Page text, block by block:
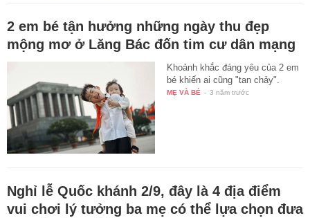
2 em bé tận hưởng những ngày thu đẹp
mộng mơ ở Lăng Bác đốn tim cư dân mạng
Khoảnh khắc đáng yêu của 2 em
bé khiến ai cũng "tan chảy".
MẸ VÀ BÉ - 3 năm trước
Nghỉ lễ Quốc khánh 2/9, đây là 4 địa điểm
vui chơi lý tưởng ba mẹ có thể lựa chọn đưa